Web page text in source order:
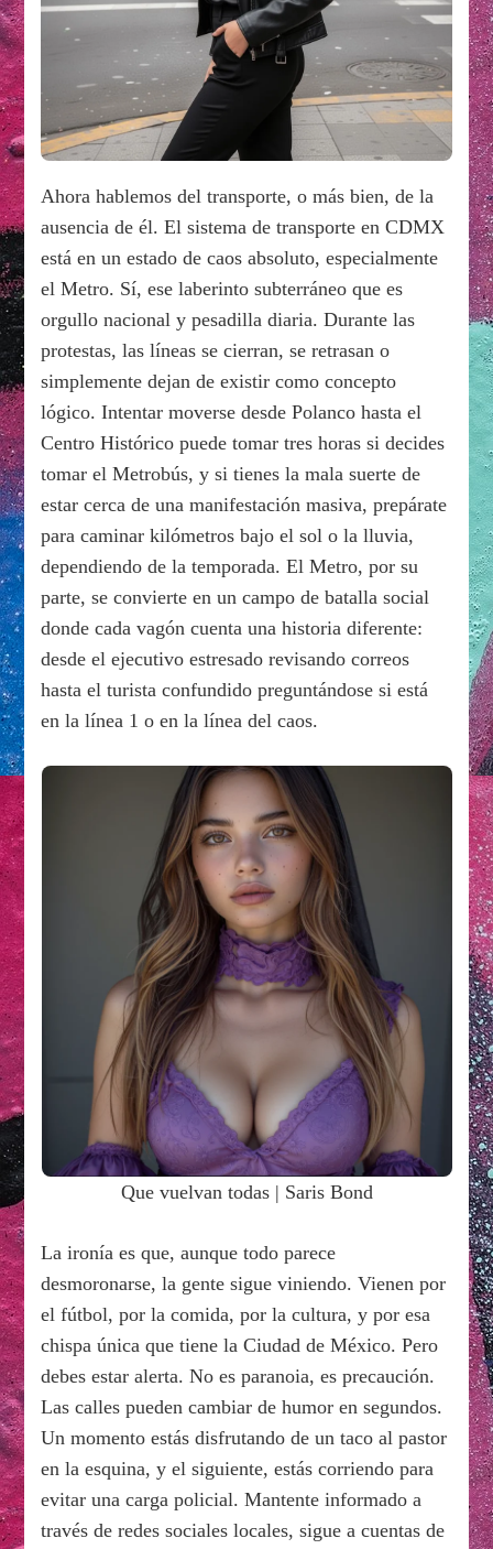
Ahora hablemos del transporte, o más bien, de la
ausencia de él. El sistema de transporte en CDMX
está en un estado de caos absoluto, especialmente
el Metro. Sí, ese laberinto subterráneo que es
orgullo nacional y pesadilla diaria. Durante las
protestas, las líneas se cierran, se retrasan o
simplemente dejan de existir como concepto
lógico. Intentar moverse desde Polanco hasta el
Centro Histórico puede tomar tres horas si decides
tomar el Metrobús, y si tienes la mala suerte de
estar cerca de una manifestación masiva, prepárate
para caminar kilómetros bajo el sol o la lluvia,
dependiendo de la temporada. El Metro, por su
parte, se convierte en un campo de batalla social
donde cada vagón cuenta una historia diferente:
desde el ejecutivo estresado revisando correos
hasta el turista confundido preguntándose si está
en la línea 1 o en la línea del caos.
Que vuelvan todas | Saris Bond
La ironía es que, aunque todo parece
desmoronarse, la gente sigue viniendo. Vienen por
el fútbol, por la comida, por la cultura, y por esa
chispa única que tiene la Ciudad de México. Pero
debes estar alerta. No es paranoia, es precaución.
Las calles pueden cambiar de humor en segundos.
Un momento estás disfrutando de un taco al pastor
en la esquina, y el siguiente, estás corriendo para
evitar una carga policial. Mantente informado a
través de redes sociales locales, sigue a cuentas de